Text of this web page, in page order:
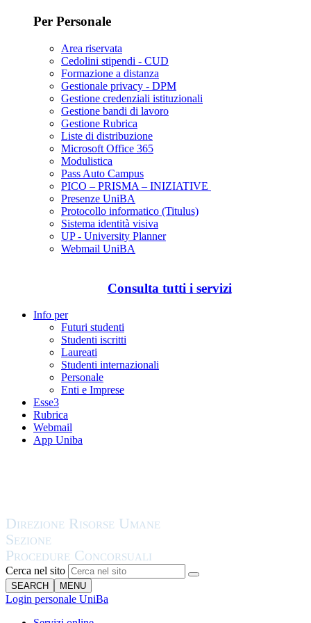
Per Personale
Area riservata
Cedolini stipendi - CUD
Formazione a distanza
Gestionale privacy - DPM
Gestione credenziali istituzionali
Gestione bandi di lavoro
Gestione Rubrica
Liste di distribuzione
Microsoft Office 365
Modulistica
Pass Auto Campus
PICO – PRISMA – INIZIATIVE
Presenze UniBA
Protocollo informatico (Titulus)
Sistema identità visiva
UP - University Planner
Webmail UniBA
Consulta tutti i servizi
Info per
Futuri studenti
Studenti iscritti
Laureati
Studenti internazionali
Personale
Enti e Imprese
Esse3
Rubrica
Webmail
App Uniba
Cerca nel sito
SEARCH MENU
Login personale UniBa